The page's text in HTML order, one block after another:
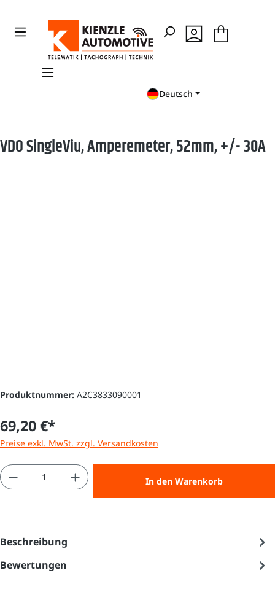
Deutsch
VDO SingleViu, Amperemeter, 52mm, +/- 30A
Produktnummer: A2C3833090001
69,20 €*
Preise exkl. MwSt. zzgl. Versandkosten
Produkt Anzahl: Gib den gewünschten
In den Warenkorb
Beschreibung
Bewertungen